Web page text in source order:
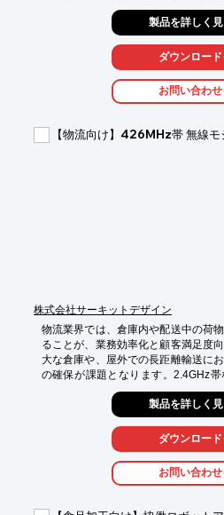
インターフェースキットは、
で、これらの課題を解決します。
り、遮蔽物の多い現場でも安定した
報や状態を正確に把握できます。
【活用シーン】
・倉庫内のフォークリフトやAGVか
・入出庫管理システムのデータ連携
製品を詳しく
ダウンロード
お問い合わせ
【物流向け】426MHz帯 無線モ
株式会社サーキットデザイン
物流業界では、倉庫内や配送中の荷
ることが、業務効率化と顧客満足度
大な倉庫や、屋外での長距離輸送に
の確保が課題となります。2.4GHz帯
物や電波干渉により通信が途絶える
426MHz帯 特定小電力テレコマン
426MHz帯特有の「回折性」により
500m〜800mの安定した通信を実現
報をリアルタイムに伝送し、正確な
す。これにより、在庫管理の最適化
時の迅速な対応に貢献します。
【活用シーン】
製品を詳しく
ダウンロード
お問い合わせ